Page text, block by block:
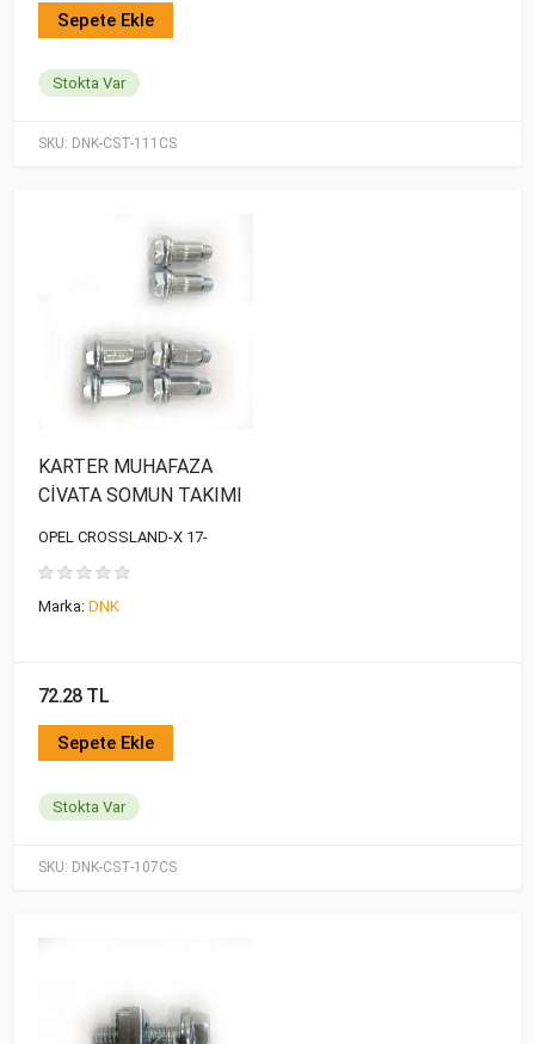
SKU: DNK-CST-111CS
Sepete Ekle
Stokta Var
SKU: DNK-CST-107CS
KARTER MUHAFAZA
CİVATA SOMUN TAKIMI
OPEL CROSSLAND-X 17-
Marka: DNK
72.28 TL
Sepete Ekle
Stokta Var